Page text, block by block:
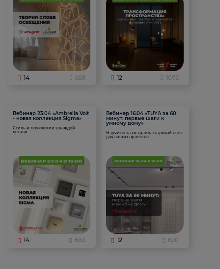
14 659 12 1075
Вебинар 23.04 «Ambrella Volt
- новая коллекция Sigma»
Стиль и технологии в каждой
детали
14 683
Вебинар 16.04 «TUYA за 60
минут: первые шаги к
умному дому»
Научитесь настраивать умный свет
для ваших проектов
12 620